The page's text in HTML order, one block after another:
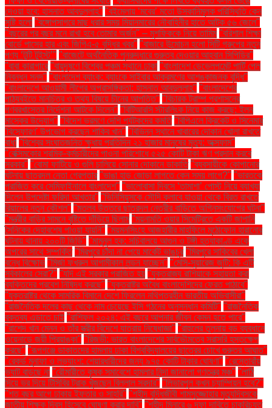
দেওয়া হবে: হাসনাত আবদুল্লাহ" "বইমেলায় ‘মবের’ মতো উসকানিমূলক পরিস্থিতি কেন
সৃষ্টি হলো "বঙ্গোপসাগরে মাছ ধরার সময় মিয়ানমারের নৌবাহিনীর হাতে আটক ৫৬ জেলে"
"বছরের পর বছর মনে রাখা হবে তোমার অর্জন" – মুশফিককে নিয়ে তামিম "বরিশাল শিক্ষা
বোর্ডে পাসের হার এবং জিপিএ-৫ বৃদ্ধির খবর" "বাজারে উন্মোচন হলো সিটি গ্রুপের নতুন
পণ্য ‘টুটি টুইস্ট’" "বাজেটে অর্থনৈতিক পুনরুদ্ধারে গুরুত্ব দেওয়ার আহ্বান সিপিডির"
"বাবা কারাগারে "বায়ুদূষণে বিশ্বের পঞ্চম স্থানে ঢাকা "বাংলাদেশ ডেভেলপমেন্ট পার্টি পেল
নিবন্ধন সনদ" "বাংলাদেশ ব্যাংক: ব্যাংকে সাইবার আক্রমণের আশঙ্কাজনক বৃদ্ধি"
"বাংলাদেশে আওয়ামী লীগের অপ্রাসঙ্গিকতা: হাসনাত আবদুল্লাহ" "বাংলাদেশের
পাঠ্যবইতে মানচিত্র ও তথ্য বিষয়ে চীনের আপত্তি" "বিচারক ট্রাম্প প্রশাসনের
গণবরখাস্তের নির্দেশনা আটকে দিলেন" "বিটিআরসি স্টারলিংক নিয়ে কাজ করছে: ইলন
মাস্কের উদ্যোগ" "বিদেশ ভ্রমণে দেশি পর্যটকদের কমতি "বিপিএলে ক্রিকেট ও সিনেমার
'বিস্ফোরণ' উপভোগ করছেন শাকিব খান" "বিভিন্ন স্থানে খাবারের দোকান খোলা রাখতে
বাধা "বিশ্বের সংঘাতজনিত ক্ষুধায় প্রতিদিন ২১ হাজার মানুষের মৃত্যু: অক্সফাম"
"বেক্সিমকোর শ্রমিক-কর্মচারীদের পাওনা পরিশোধে ৫২৫ কোটি টাকা ঋণ প্রদান করবে
সরকার" "বোমা ফাটিয়ে ও গুলি চালিয়ে সোনার দোকানে ডাকাতি "ব্যবসায়ীকে কোপানোর
ঘটনায় ছাত্রদল নেতা গ্রেপ্তার "ভাঙা হাড় জোড়া লাগতে কেন সময় লাগে?" "ভারতকে
পরাজিত করে সেমিফাইনালে বাংলাদেশ" "ভালোবাসা দিবসে ‘তামাশা’ পোস্ট নিয়ে ব্যাখ্যা
দিলেন উপদেষ্টা ফরিদা আখতার" "ভিনিসিয়ুসকে সৌদি ক্লাবে যাওয়া থেকে বিরত রাখতে
রিয়ালের নতুন কৌশল" "মতলব উত্তরে ছাত্রদল নেত্রীর বাড়িতে অগ্নিসংযোগের ঘটনা"
"মন্ত্রীর বাড়ির সামনে বৃষ্টিতে দাঁড়িয়ে ছিলাম "ময়নামতি ওয়ার সিমেট্রিতে একটি জাপানি
সৈনিকের দেহাবশেষ পাওয়া যায়নি" "ময়মনসিংহে আজহারীর মাহফিলে মুঠোফোন হারানোর
ঘটনায় থানায় ২০০টি জিডি" "মামুনুল হক: সচিবালয়ে আগুন ও টঙ্গী হত্যাকাণ্ড একে
অপরের সাথে সম্পর্কিত "মিরপুরে চাঁদা না পেয়ে মার্কেট ভাঙচুর "মিরপুরে সাকিবের খেলা
বন্ধে বিক্ষোভ "মির্জা ফখরুল আগামীকাল লন্ডন যাচ্ছেন" "মেসি-সুয়ারেজ জুটি: কি এটি
সর্বকালের সেরা?" "যদি এই সরকার পরাজিত হয় "যুক্তরাজ্য রাশিয়াকে সহায়তা করা
ব্যক্তিদের প্রবেশ নিষিদ্ধ করছে" "যুক্তরাষ্ট্র অবৈধ বাংলাদেশিদের ফেরত পাঠাবে"
"যুক্তরাষ্ট্র থেকে সামরিক বিমানে দেশে ফিরলেন নথিপত্রহীন ভারতীয় অভিবাসীরা"
"রাজনৈতিক দলের কাছ থেকে নাম চেয়েছে ইসি গঠনের অনুসন্ধান কমিটি" "রাজনৈতিক
বক্তব্য এড়াতে চাই "রাশিফল ২০২৪: এই বছরে আপনার জীবন কেমন হতে পারে"
"রাশেদ খান মেনন ও তাঁর স্ত্রীর বিদেশে যাত্রায় নিষেধাজ্ঞা" "রাহুলের তুলনায় বড় ব্যবধানে
ওয়েনাডে জয়ী প্রিয়াঙ্কা" "রিজভী: ভারত বাংলাদেশের সার্বভৌমত্বে সরাসরি হস্তক্ষেপ
করছে" "রূপগঞ্জে ডাকাতদের হামলায় ঢাকা বিশ্ববিদ্যালয়ের ছাত্রের চোখে গুরুতর আঘাত"
"রেকর্ড মুনাফা ও লভ্যাংশ: শেয়ারধারীদের জন্য ৯৭৫ কোটি টাকার ঘোষণা" "রেস্তোরাঁয়
ভ্যাট বাড়ছে না "রৌমারীতে কৃষক সমাবেশে হামলার নিন্দা জানালো গণতন্ত্র মঞ্চ" "লাঠি
দিয়ে ভর দিয়ে টিসিবির ট্রাক খুঁজছেন বিল্লাল সরদার" "লিভারপুল কখন চ্যাম্পিয়ন হবে?"
"শত বছর আগে ঢাকায় ইফতার ও সাহ্‌রি" "শহীদ বুদ্ধিজীবী শামসুজ্জোহার মৃত্যুদিবসকে
জাতীয় শিক্ষক দিবস হিসেবে ঘোষণা করার দাবি" "শহীদ মিনারে ৬ দফা দাবিতে চাকরিচ্যুত